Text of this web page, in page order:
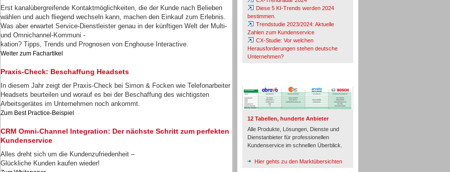
Erst kanalübergreifende Kontaktmöglichkeiten, die der Kunde nach Belieben
wählen und auch fliegend wechseln kann, machen den Einkauf zum Erlebnis.
Was aber erwartet Service-Dienstleister genau in der künftigen Welt der Multi-
und Omnichannel-Kommuni -
kation? Tipps, Trends und Prognosen von Enghouse Interactive.
Weiter zum Fachartikel
Praxis-Check: Beschaffung Headsets
In diesem Jahr zeigt der Praxis-Check bei Simon & Focken wie Telefonarbeiter
Headsets beurteilen und worauf es bei der Beschaffung des wichtigsten
Arbeitsgerätes im Unternehmen noch ankommt.
Zum Best Practice-Beispiel
CRM Omni-Channel Integration: Der nächste Schritt zum perfekten
Kundenservice
Alles dreht sich um die Kundenzufriedenheit –
Glückliche Kunden kaufen wieder!
Diese 5 KI-Trends werden 2024
bestimmen.
Trendstudie 2023/2024: Aktuelle
Zahlen zum Kundenservice
CX-Studie: Vor welchen
Herausforderungen stehen deutsche
Unternehmen?
12 Tabellen, hunderte Anbieter
Alle Produkte, Lösungen, Dienste und
Dienstanbieter für professionellen
Kundenservice im schnellen Überblick.
Hier gehts zu den Marktübersichten